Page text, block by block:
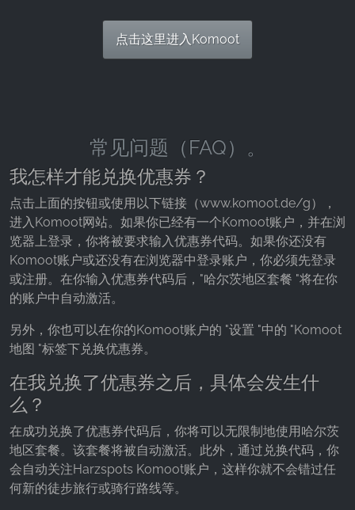
点击这里进入Komoot
常见问题（FAQ）。
我怎样才能兑换优惠券？
点击上面的按钮或使用以下链接（www.komoot.de/g），
进入Komoot网站。如果你已经有一个Komoot账户，并在浏
览器上登录，你将被要求输入优惠券代码。如果你还没有
Komoot账户或还没有在浏览器中登录账户，你必须先登录
或注册。在你输入优惠券代码后，"哈尔茨地区套餐 "将在你
的账户中自动激活。
另外，你也可以在你的Komoot账户的 "设置 "中的 "Komoot
地图 "标签下兑换优惠券。
在我兑换了优惠券之后，具体会发生什
么？
在成功兑换了优惠券代码后，你将可以无限制地使用哈尔茨
地区套餐。该套餐将被自动激活。此外，通过兑换代码，你
会自动关注Harzspots Komoot账户，这样你就不会错过任
何新的徒步旅行或骑行路线等。